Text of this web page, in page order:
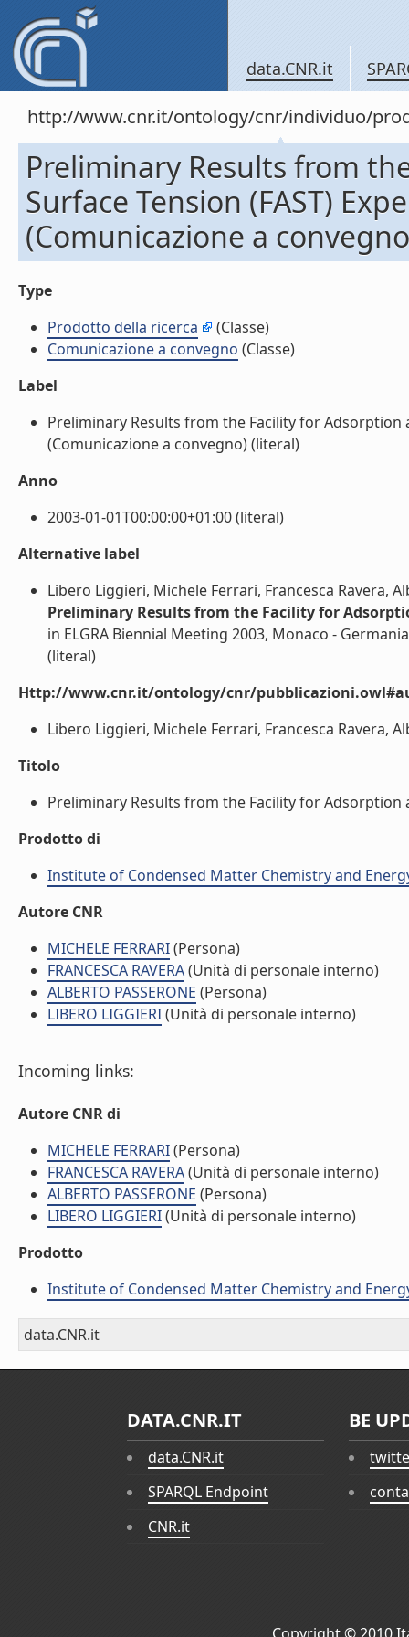
data.CNR.it
http://www.cnr.it/ontology/cnr/individuo/
Preliminary Results from
Surface Tension (FAST)
(Comunicazione a
Type
Prodotto della ricerca
(Classe)
Comunicazione a convegno (Classe)
Label
Preliminary Results from the Facility for Adsorption
(Comunicazione a convegno) (literal)
Anno
2003-01-01T00:00:00+01:00 (literal)
Alternative label
Libero Liggieri, Michele Ferrari, Francesca Ravera,
Preliminary Results from the Facility for
in ELGRA Biennial Meeting 2003, Monaco - Germania
(literal)
Http://www.cnr.it/ontology/cnr/
Libero Liggieri, Michele Ferrari, Francesca Ravera,
Titolo
Preliminary Results from the Facility for Adsorption
Prodotto di
Institute of Condensed Matter Chemistry and
Autore CNR
MICHELE FERRARI(Persona)
FRANCESCA RAVERA(Unità di personale interno)
ALBERTO PASSERONE (Persona)
LIBERO LIGGIERI(Unità di personale interno)
Incoming links:
Autore CNR di
MICHELE FERRARI(Persona)
FRANCESCA RAVERA(Unità di personale interno)
ALBERTO PASSERONE (Persona)
LIBERO LIGGIERI(Unità di personale interno)
Prodotto
Institute of Condensed Matter Chemistry and
data.CNR.it
DATA.CNR.IT
data.CNR.it
SPARQL Endpoint
CNR.it
BE